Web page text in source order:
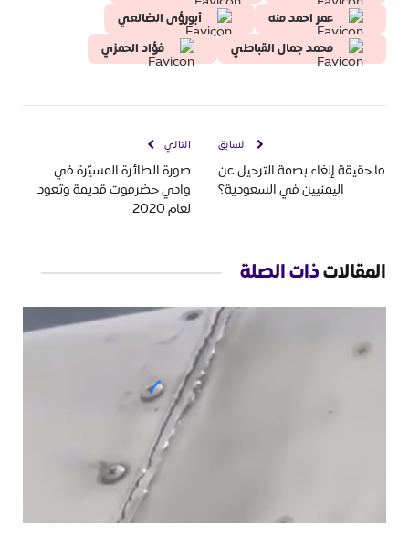
عمر احمد منه
أبورؤى الضالعي
محمد جمال القباطي
فؤاد الحمزي
السابق
ما حقيقة إلغاء بصمة الترحيل عن
اليمنيين في السعودية؟
التالي
صورة الطائرة المسيّرة في
وادي حضرموت قديمة وتعود
لعام 2020
المقالاتذات الصلة